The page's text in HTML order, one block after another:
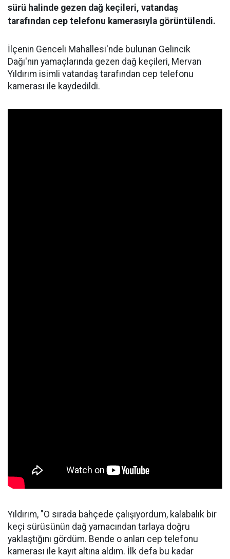
sürü halinde gezen dağ keçileri, vatandaş
tarafından cep telefonu kamerasıyla görüntülendi.
İlçenin Genceli Mahallesi'nde bulunan Gelincik
Dağı'nın yamaçlarında gezen dağ keçileri, Mervan
Yıldırım isimli vatandaş tarafından cep telefonu
kamerası ile kaydedildi.
Yıldırım, "O sırada bahçede çalışıyordum, kalabalık bir
keçi sürüsünün dağ yamacından tarlaya doğru
yaklaştığını gördüm. Bende o anları cep telefonu
kamerası ile kayıt altına aldım. İlk defa bu kadar